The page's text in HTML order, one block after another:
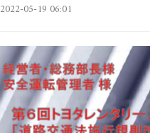
2022-05-19 06:01